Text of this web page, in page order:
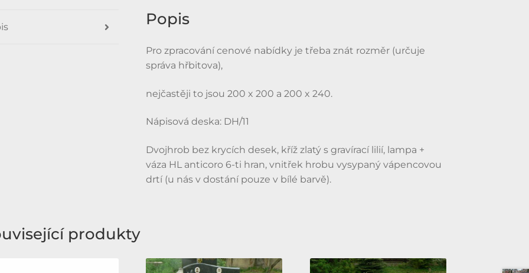
Popis
Pro zpracování cenové nabídky je třeba znát rozměr (určuje
správa hřbitova),
nejčastěji to jsou 200 x 200 a 200 x 240.
Nápisová deska: DH/11
Dvojhrob bez krycích desek, kříž zlatý s gravírací lilií, lampa +
váza HL anticoro 6-ti hran, vnitřek hrobu vysypaný vápencovou
drtí (u nás v dostání pouze v bílé barvě).
produkty